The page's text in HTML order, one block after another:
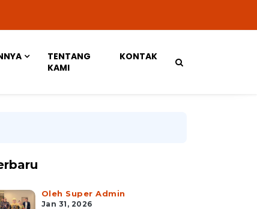
TENTANG
KAMI
KONTAK
Oleh Super Admin
Jan 31, 2026